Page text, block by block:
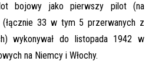
bojowy jako pierwszy pilot (na
(łącznie 33 w tym 5 przerwanych z
wykonywał do listopada 1942 w
na Niemcy i Włochy.